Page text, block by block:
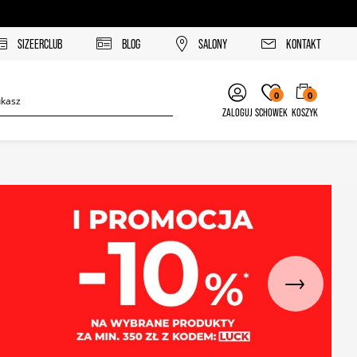
SIZEERCLUB BLOG SALONY KONTAKT
ZALOGUJ
0
SCHOWEK
0
KOSZYK